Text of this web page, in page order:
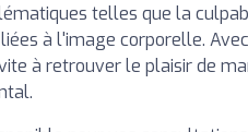
telles que la
à l'image corporelle.
à retrouver le plaisir de